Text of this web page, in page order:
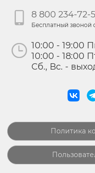
8 800 234-72-
Бесплатный звоной
10:00 - 19:00
10:00 - 18:00
Сб., Вс. -
Политика